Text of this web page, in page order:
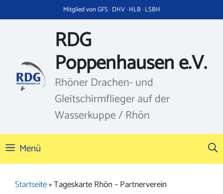
Inhalt
Mitglied von GFS · DHV · HLB · LSBH
RDG
Poppenhausen e.V.
Rhöner Drachen- und
Gleitschirmflieger auf der
Wasserkuppe / Rhön
Menü
Startseite»Tageskarte Rhön – Partnerverein